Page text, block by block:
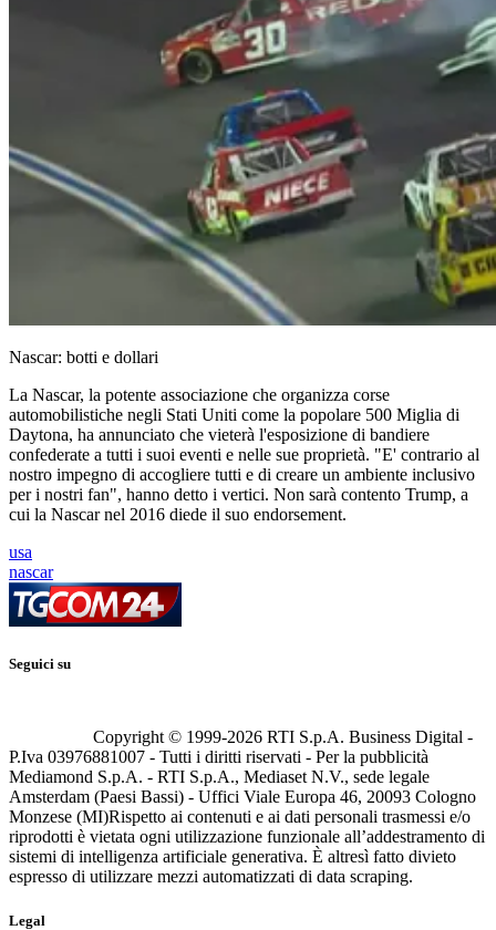
Nascar: botti e dollari
La Nascar, la potente associazione che organizza corse
automobilistiche negli Stati Uniti come la popolare 500 Miglia di
Daytona, ha annunciato che vieterà l'esposizione di bandiere
confederate a tutti i suoi eventi e nelle sue proprietà. "E' contrario al
nostro impegno di accogliere tutti e di creare un ambiente inclusivo
per i nostri fan", hanno detto i vertici. Non sarà contento Trump, a
cui la Nascar nel 2016 diede il suo endorsement.
usa
nascar
Seguici su
Copyright © 1999-2026 RTI S.p.A. Business Digital -
P.Iva 03976881007 - Tutti i diritti riservati - Per la pubblicità
Mediamond S.p.A. - RTI S.p.A., Mediaset N.V., sede legale
Amsterdam (Paesi Bassi) - Uffici Viale Europa 46, 20093 Cologno
Monzese (MI)Rispetto ai contenuti e ai dati personali trasmessi e/o
riprodotti è vietata ogni utilizzazione funzionale all’addestramento di
sistemi di intelligenza artificiale generativa. È altresì fatto divieto
espresso di utilizzare mezzi automatizzati di data scraping.
Legal